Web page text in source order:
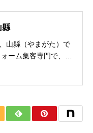
縣
山縣（やまがた）で
ーム集客専門で、全
１００社以上。今す
さい